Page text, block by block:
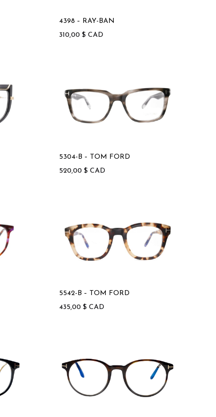
4398 – RAY-BAN
310,00 $ CAD
5304-B – TOM FORD
520,00 $ CAD
5542-B – TOM FORD
435,00 $ CAD